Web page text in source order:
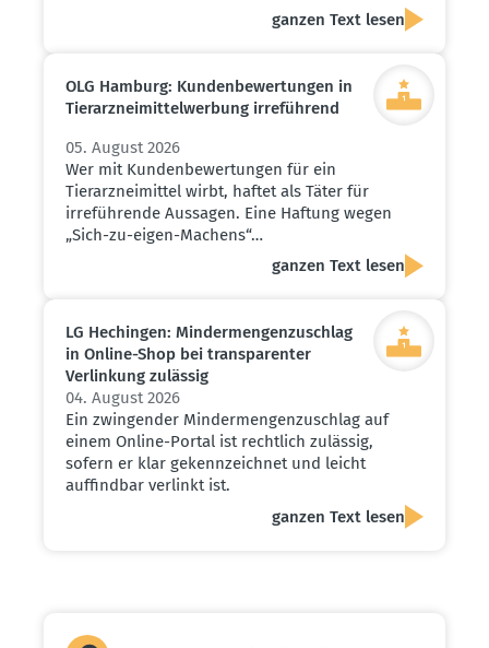
ganzen Text lesen
OLG Hamburg: Kunden­be­wer­tungen in
Tierarz­nei­mit­tel­werbung irreführend
05. August 2026
Wer mit Kundenbewertungen für ein
Tierarzneimittel wirbt, haftet als Täter für
irreführende Aussagen. Eine Haftung wegen
„Sich-zu-eigen-Machens“…
ganzen Text lesen
LG Hechingen: Minder­men­gen­zu­schlag
in Online-Shop bei trans­pa­renter
Verlinkung zulässig
04. August 2026
Ein zwingender Mindermengenzuschlag auf
einem Online-Portal ist rechtlich zulässig,
sofern er klar gekennzeichnet und leicht
auffindbar verlinkt ist.
ganzen Text lesen